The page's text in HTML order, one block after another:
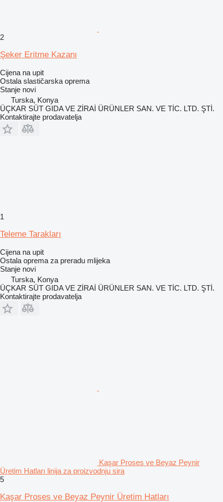
2
Şeker Eritme Kazanı
Cijena na upit
Ostala slastičarska oprema
Stanje novi
Turska, Konya
ÜÇKAR SÜT GIDA VE ZİRAİ ÜRÜNLER SAN. VE TİC. LTD. ŞTİ.
Kontaktirajte prodavatelja
1
Teleme Tarakları
Cijena na upit
Ostala oprema za preradu mlijeka
Stanje novi
Turska, Konya
ÜÇKAR SÜT GIDA VE ZİRAİ ÜRÜNLER SAN. VE TİC. LTD. ŞTİ.
Kontaktirajte prodavatelja
Kaşar Proses ve Beyaz Peynir
Üretim Hatları linija za proizvodnju sira
5
Kaşar Proses ve Beyaz Peynir Üretim Hatları